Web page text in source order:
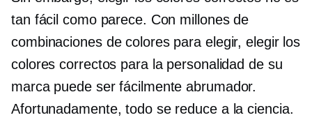
tan fácil como parece. Con millones de
combinaciones de colores para elegir, elegir los
colores correctos para la personalidad de su
marca puede ser fácilmente abrumador.
Afortunadamente, todo se reduce a la ciencia.